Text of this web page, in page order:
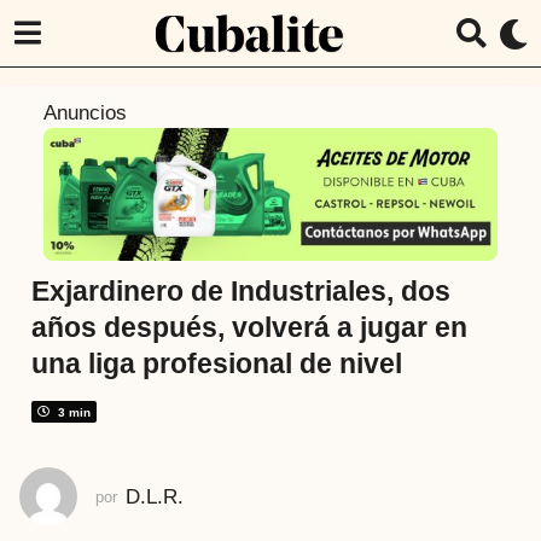
t
á
s
5
ñ
o
s
Anuncios
Exjardinero de Industriales, dos
años después, volverá a jugar en
una liga profesional de nivel
3 min
por D.L.R.